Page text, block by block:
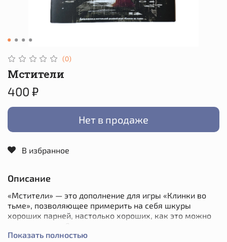
(0)
Мстители
400 ₽
Нет в продаже
В избранное
Описание
«Мстители» — это дополнение для игры «Клинки во
тьме», позволяющее примерить на себя шкуры
хороших парней, настолько хороших, как это можно
Показать полностью